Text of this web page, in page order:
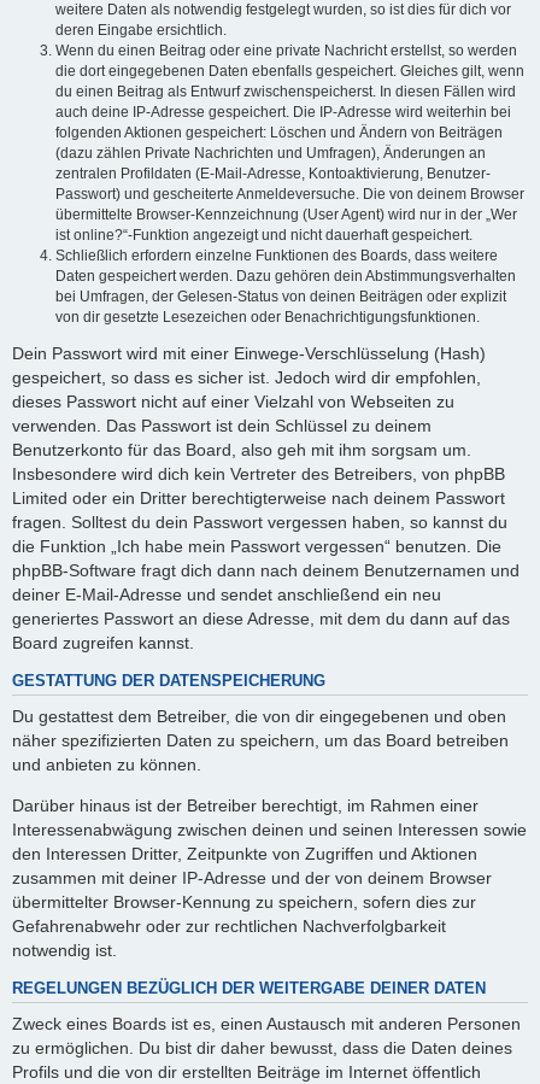
weitere Daten als notwendig festgelegt wurden, so ist dies für dich vor
deren Eingabe ersichtlich.
Wenn du einen Beitrag oder eine private Nachricht erstellst, so werden
die dort eingegebenen Daten ebenfalls gespeichert. Gleiches gilt, wenn
du einen Beitrag als Entwurf zwischenspeicherst. In diesen Fällen wird
auch deine IP-Adresse gespeichert. Die IP-Adresse wird weiterhin bei
folgenden Aktionen gespeichert: Löschen und Ändern von Beiträgen
(dazu zählen Private Nachrichten und Umfragen), Änderungen an
zentralen Profildaten (E-Mail-Adresse, Kontoaktivierung, Benutzer-
Passwort) und gescheiterte Anmeldeversuche. Die von deinem Browser
übermittelte Browser-Kennzeichnung (User Agent) wird nur in der „Wer
ist online?“-Funktion angezeigt und nicht dauerhaft gespeichert.
Schließlich erfordern einzelne Funktionen des Boards, dass weitere
Daten gespeichert werden. Dazu gehören dein Abstimmungsverhalten
bei Umfragen, der Gelesen-Status von deinen Beiträgen oder explizit
von dir gesetzte Lesezeichen oder Benachrichtigungsfunktionen.
Dein Passwort wird mit einer Einwege-Verschlüsselung (Hash)
gespeichert, so dass es sicher ist. Jedoch wird dir empfohlen,
dieses Passwort nicht auf einer Vielzahl von Webseiten zu
verwenden. Das Passwort ist dein Schlüssel zu deinem
Benutzerkonto für das Board, also geh mit ihm sorgsam um.
Insbesondere wird dich kein Vertreter des Betreibers, von phpBB
Limited oder ein Dritter berechtigterweise nach deinem Passwort
fragen. Solltest du dein Passwort vergessen haben, so kannst du
die Funktion „Ich habe mein Passwort vergessen“ benutzen. Die
phpBB-Software fragt dich dann nach deinem Benutzernamen und
deiner E-Mail-Adresse und sendet anschließend ein neu
generiertes Passwort an diese Adresse, mit dem du dann auf das
Board zugreifen kannst.
GESTATTUNG DER DATENSPEICHERUNG
Du gestattest dem Betreiber, die von dir eingegebenen und oben
näher spezifizierten Daten zu speichern, um das Board betreiben
und anbieten zu können.
Darüber hinaus ist der Betreiber berechtigt, im Rahmen einer
Interessenabwägung zwischen deinen und seinen Interessen sowie
den Interessen Dritter, Zeitpunkte von Zugriffen und Aktionen
zusammen mit deiner IP-Adresse und der von deinem Browser
übermittelter Browser-Kennung zu speichern, sofern dies zur
Gefahrenabwehr oder zur rechtlichen Nachverfolgbarkeit
notwendig ist.
REGELUNGEN BEZÜGLICH DER WEITERGABE DEINER DATEN
Zweck eines Boards ist es, einen Austausch mit anderen Personen
zu ermöglichen. Du bist dir daher bewusst, dass die Daten deines
Profils und die von dir erstellten Beiträge im Internet öffentlich